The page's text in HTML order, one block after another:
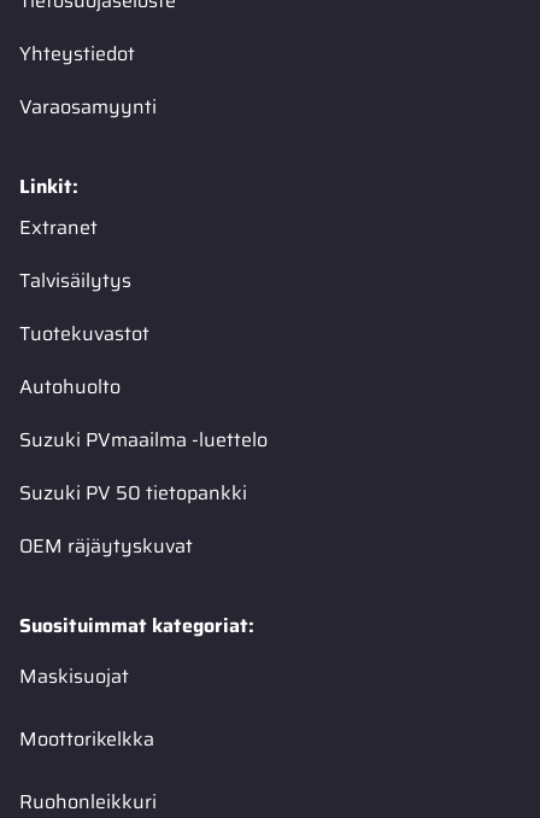
Yhteystiedot
Varaosamyynti
Linkit:
Extranet
Talvisäilytys
Tuotekuvastot
Autohuolto
Suzuki PVmaailma -luettelo
Suzuki PV 50 tietopankki
OEM räjäytyskuvat
Suosituimmat kategoriat:
Maskisuojat
Moottorikelkka
Ruohonleikkuri